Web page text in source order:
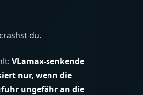
du.
VLamax-senkende
nur, wenn die
ungefähr an die